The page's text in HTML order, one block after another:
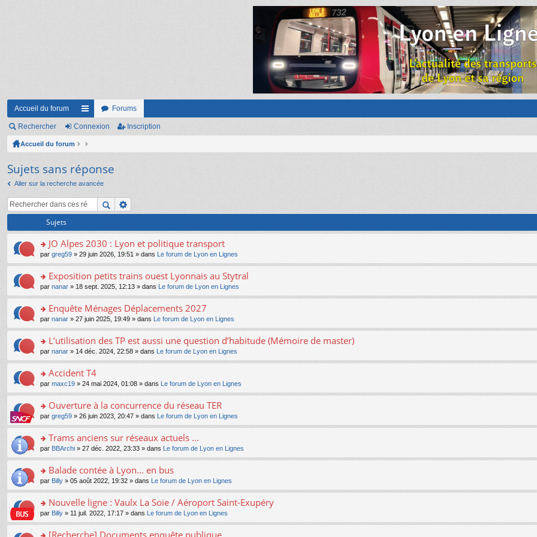
Accueil du forum
ac
co
ci
s
Forums
Rechercher Connexion Inscription
Accueil du forum
Sujets sans réponse
Aller sur la recherche avancée
Sujets
o
n
s
ult
er
le
m
e
s
a
g
e
n
n
le
pl
u
s
ré
c
e
nt
JO Alpes 2030 : Lyon et politique transport
par greg59 » 29 juin 2026, 19:51 » dans Le forum de Lyon en Lignes
o
n
s
ult
er
le
m
e
s
a
g
e
n
n
le
pl
u
s
ré
c
e
nt
Exposition petits trains ouest Lyonnais au Stytral
par nanar » 18 sept. 2025, 12:13 » dans Le forum de Lyon en Lignes
o
n
s
ult
er
le
m
e
s
a
g
e
n
n
le
pl
u
s
ré
c
e
nt
Enquête Ménages Déplacements 2027
par nanar » 27 juin 2025, 19:49 » dans Le forum de Lyon en Lignes
o
n
s
ult
er
le
m
e
s
a
g
e
n
n
le
pl
u
s
L’utilisation des TP est aussi une question d’habitude (Mémoire de master)
par nanar » 14 déc. 2024, 22:58 » dans Le forum de Lyon en Lignes
o
n
s
ult
er
le
m
e
s
a
g
e
n
n
Accident T4
par maxc19 » 24 mai 2024, 01:08 » dans Le forum de Lyon en Lignes
o
n
s
ult
er
le
m
e
s
a
g
e
n
Ouverture à la concurrence du réseau TER
par greg59 » 26 juin 2023, 20:47 » dans Le forum de Lyon en Lignes
o
n
s
ult
er
le
m
e
s
Trams anciens sur réseaux actuels ...
par BBArchi » 27 déc. 2022, 23:33 » dans Le forum de Lyon en Lignes
o
n
s
ult
er
le
m
Balade contée à Lyon... en bus
par Billy » 05 août 2022, 19:32 » dans Le forum de Lyon en Lignes
o
n
s
Nouvelle ligne : Vaulx La Soie / Aéroport Saint-Exupéry
par Billy » 11 juil. 2022, 17:17 » dans Le forum de Lyon en Lignes